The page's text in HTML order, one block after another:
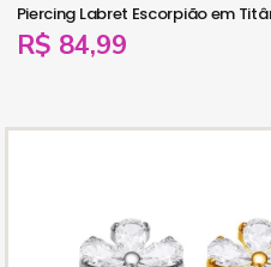
R$ 84,99